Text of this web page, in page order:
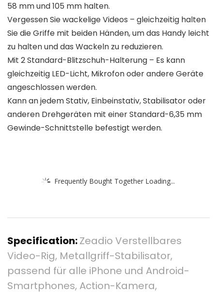
58 mm und 105 mm halten.
Vergessen Sie wackelige Videos – gleichzeitig halten
Sie die Griffe mit beiden Händen, um das Handy leicht
zu halten und das Wackeln zu reduzieren.
Mit 2 Standard-Blitzschuh-Halterung – Es kann
gleichzeitig LED-Licht, Mikrofon oder andere Geräte
angeschlossen werden.
Kann an jedem Stativ, Einbeinstativ, Stabilisator oder
anderen Drehgeräten mit einer Standard-6,35 mm
Gewinde-Schnittstelle befestigt werden.
Frequently Bought Together Loading...
Specification:Zeadio Verstellbares
Video-Rig, Metallgriff-Stabilisator,
passend für alle iPhone und Android-
Smartphones, Action-Kamera,